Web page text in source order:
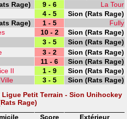
Rage) 9 - 6
La Tour
4 - 5
Sion (Rats Rage)
Rage) 1 - 5
Fully
10 - 2
Sion (Rats Rage)
3 - 5
Sion (Rats Rage)
3 - 2
Sion (Rats Rage)
11 - 6
Sion (Rats Rage)
II 1 - 9
Sion (Rats Rage)
3 - 5
Sion (Rats Rage)
Petit Terrain - Sion Unihockey
Rage)
Score
Extérieur